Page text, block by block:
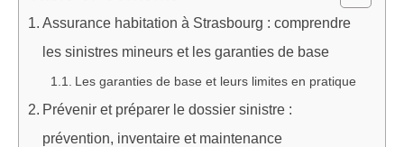
Assurance habitation à Strasbourg : comprendre
les sinistres mineurs et les garanties de base
Les garanties de base et leurs limites en pratique
Prévenir et préparer le dossier sinistre :
prévention, inventaire et maintenance